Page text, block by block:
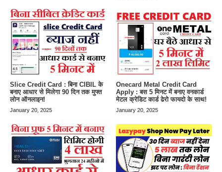
Slice Credit Card : बिना CIBIL के
बनाए आधार से मिलेगा 90 दिन तक मुफ्त
लोन ऑनलाइन!
January 20, 2025
Onecard Metal Credit Card
Apply : बस 5 मिनट में बनाए वनकार्ड
मेटल क्रेडिट कार्ड ढेरो फायदो के साथ!
January 20, 2025